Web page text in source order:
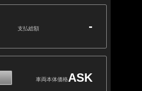
支払総額 -
車両本体価格ASK